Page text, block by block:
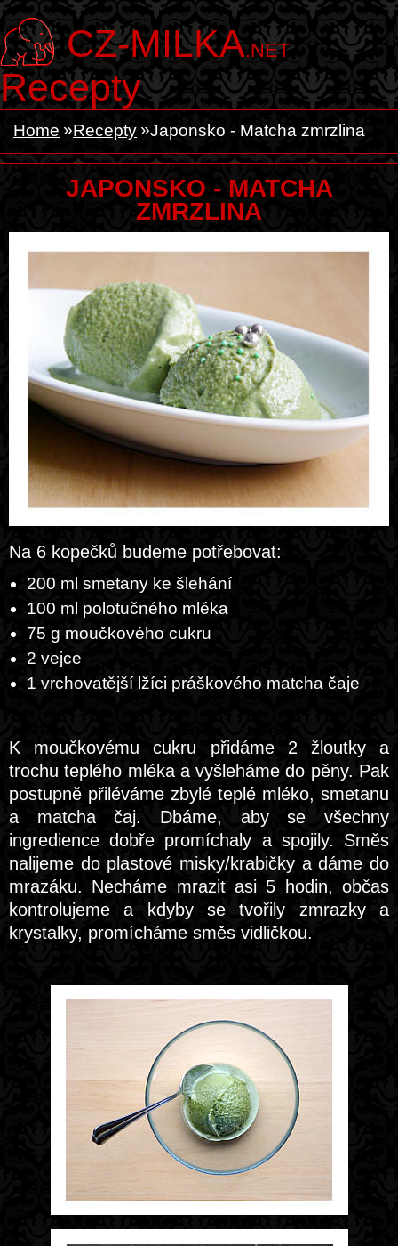
CZ-MILKA.NET
Recepty
Home Recepty Japonsko - Matcha zmrzlina
JAPONSKO - MATCHA
ZMRZLINA
Na 6 kopečků budeme potřebovat:
200 ml smetany ke šlehání
100 ml polotučného mléka
75 g moučkového cukru
2 vejce
1 vrchovatější lžíci práškového matcha čaje
K moučkovému cukru přidáme 2 žloutky a
trochu teplého mléka a vyšleháme do pěny. Pak
postupně přiléváme zbylé teplé mléko, smetanu
a matcha čaj. Dbáme, aby se všechny
ingredience dobře promíchaly a spojily. Směs
nalijeme do plastové misky/krabičky a dáme do
mrazáku. Necháme mrazit asi 5 hodin, občas
kontrolujeme a kdyby se tvořily zmrazky a
krystalky, promícháme směs vidličkou.